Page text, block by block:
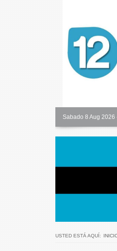
Sabado 8 Aug 2026
Alicante Actualidad
USTED ESTÁ AQUÍ: